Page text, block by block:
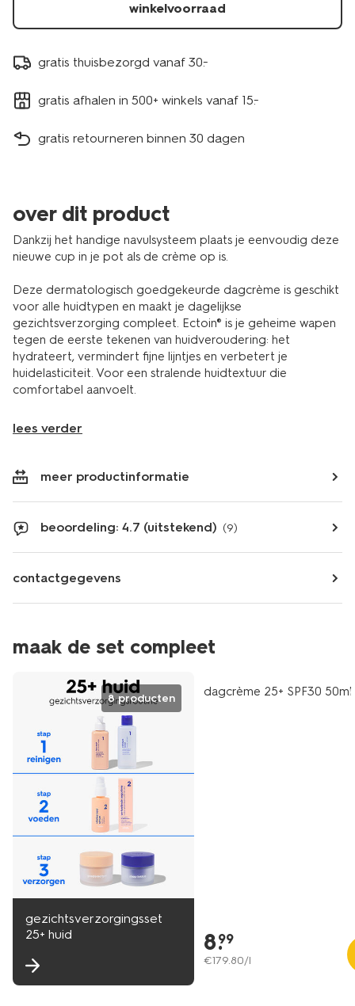
winkelvoorraad
gratis thuisbezorgd vanaf 30.-
gratis afhalen in 500+ winkels vanaf 15.-
gratis retourneren binnen 30 dagen
over dit product
Dankzij het handige navulsysteem plaats je eenvoudig deze
nieuwe cup in je pot als de crème op is.
Deze dermatologisch goedgekeurde dagcrème is geschikt
voor alle huidtypen en maakt je dagelijkse
gezichtsverzorging compleet. Ectoin® is je geheime wapen
tegen de eerste tekenen van huidveroudering: het
hydrateert, vermindert fijne lijntjes en verbetert je
huidelasticiteit. Voor een stralende huidtextuur die
comfortabel aanvoelt.
lees verder
meer productinformatie
beoordeling: 4.7 (uitstekend) (9)
contactgegevens
maak de set compleet
8 producten
gezichtsverzorgingsset
25+ huid
vegan
dagcrème 25+ SPF30 50ml
8.
99
€179.80/l